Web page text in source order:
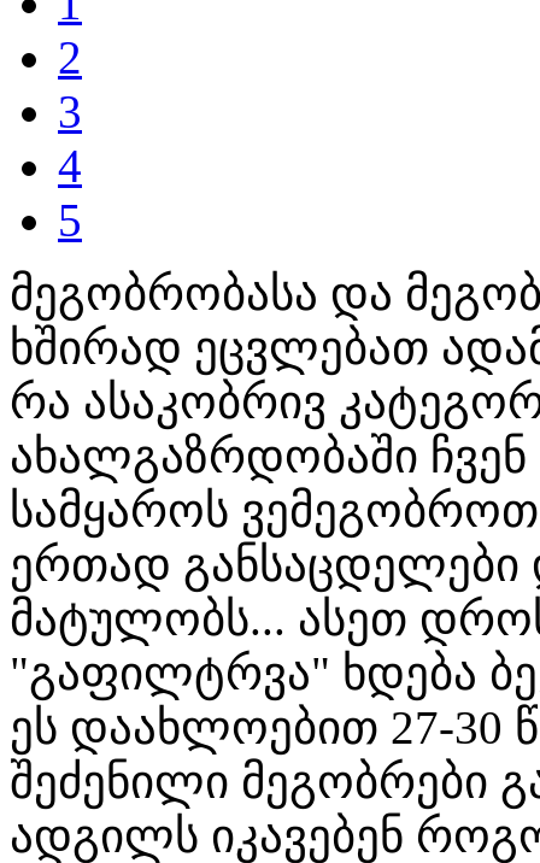
2
3
4
5
მეგობრობასა და
ხშირად ეცვლებათ
რა ასაკობრივ
ახალგაზრდობაში
სამყაროს
ერთად განსაცდელები
მატულობს... ასეთ
"გაფილტრვა" ხდება
ეს დაახლოებით 27-30
შეძენილი მეგობრები
ადგილს იკავებენ